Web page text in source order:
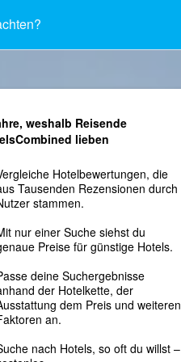
weshalb Reisende
lieben
Hotelbewertungen, die
Tausenden Rezensionen durch
stammen.
nur einer Suche siehst du
Preise für günstige Hotels.
deine Suchergebnisse
der Hotelkette, der
dem Preis und weiteren
an.
nach Hotels, so oft du willst –